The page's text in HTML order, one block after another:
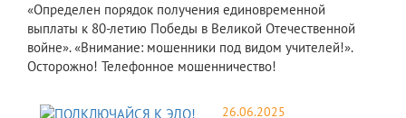
«Определен порядок получения единовременной
выплаты к 80-летию Победы в Великой Отечественной
войне». «Внимание: мошенники под видом учителей!».
Осторожно! Телефонное мошенничество!
26.06.2025